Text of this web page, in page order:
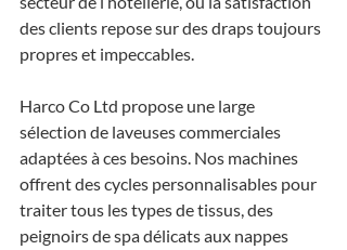
des clients repose sur des draps toujours
propres et impeccables.
Harco Co Ltd propose une large
sélection de laveuses commerciales
adaptées à ces besoins. Nos machines
offrent des cycles personnalisables pour
traiter tous les types de tissus, des
peignoirs de spa délicats aux nappes